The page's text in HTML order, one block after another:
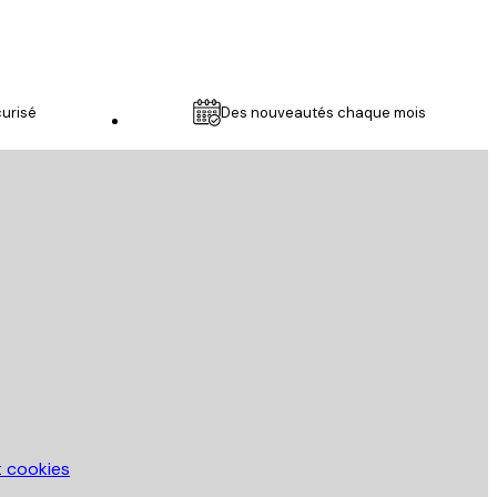
Des nouveautés chaque mois
cookies